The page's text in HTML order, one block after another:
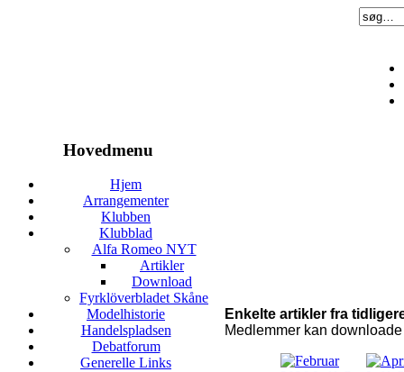
Hovedmenu
Hjem
Arrangementer
Klubben
Klubblad
Alfa Romeo NYT
Artikler
Download
Fyrklöverbladet Skåne
Modelhistorie
Handelspladsen
Debatforum
Generelle Links
Enkelte artikler fra
Medlemmer kan